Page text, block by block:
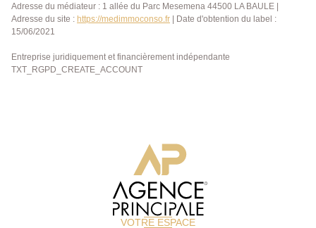
Adresse du médiateur : 1 allée du Parc Mesemena 44500 LA BAULE |
Adresse du site : https://medimmoconso.fr | Date d'obtention du label :
15/06/2021
Entreprise juridiquement et financièrement indépendante
TXT_RGPD_CREATE_ACCOUNT
VOTRE ESPACE